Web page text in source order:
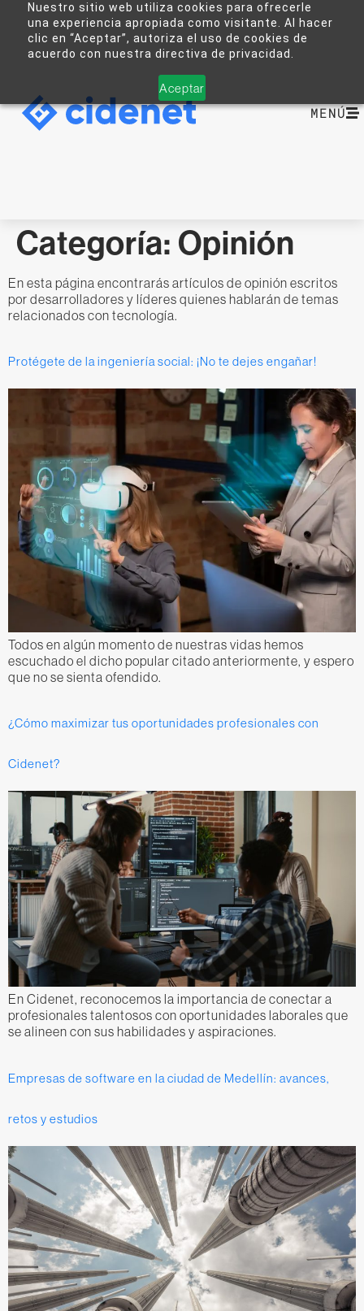
Nuestro sitio web utiliza cookies para ofrecerle
una experiencia apropiada como visitante. Al hacer
clic en “Aceptar”, autoriza el uso de cookies de
acuerdo con nuestra directiva de privacidad.
Aceptar
MENÚ
Categoría: Opinión
En esta página encontrarás artículos de opinión escritos
por desarrolladores y líderes quienes hablarán de temas
relacionados con tecnología.
Protégete de la ingeniería social: ¡No te dejes engañar!
Todos en algún momento de nuestras vidas hemos
escuchado el dicho popular citado anteriormente, y espero
que no se sienta ofendido.
¿Cómo maximizar tus oportunidades profesionales con
Cidenet?
En Cidenet, reconocemos la importancia de conectar a
profesionales talentosos con oportunidades laborales que
se alineen con sus habilidades y aspiraciones.
Empresas de software en la ciudad de Medellín: avances,
retos y estudios